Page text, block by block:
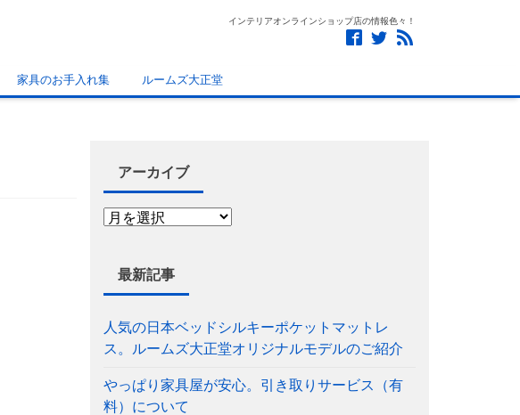
インテリアオンラインショップ店の情報色々！
家具のお手入れ集 ルームズ大正堂
アーカイブ
最新記事
人気の日本ベッドシルキーポケットマットレ
ス。ルームズ大正堂オリジナルモデルのご紹介
やっぱり家具屋が安心。引き取りサービス（有
料）について